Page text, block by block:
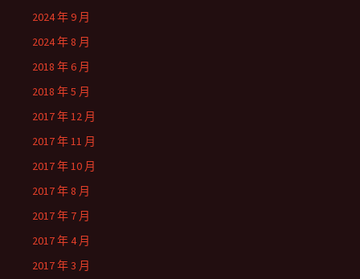
2024 年 9 月
2024 年 8 月
2018 年 6 月
2018 年 5 月
2017 年 12 月
2017 年 11 月
2017 年 10 月
2017 年 8 月
2017 年 7 月
2017 年 4 月
2017 年 3 月